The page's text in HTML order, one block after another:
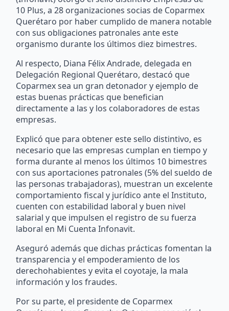
10 Plus, a 28 organizaciones socias de Coparmex
Querétaro por haber cumplido de manera notable
con sus obligaciones patronales ante este
organismo durante los últimos diez bimestres.
Al respecto, Diana Félix Andrade, delegada en
Delegación Regional Querétaro, destacó que
Coparmex sea un gran detonador y ejemplo de
estas buenas prácticas que benefician
directamente a las y los colaboradores de estas
empresas.
Explicó que para obtener este sello distintivo, es
necesario que las empresas cumplan en tiempo y
forma durante al menos los últimos 10 bimestres
con sus aportaciones patronales (5% del sueldo de
las personas trabajadoras), muestran un excelente
comportamiento fiscal y jurídico ante el Instituto,
cuenten con estabilidad laboral y buen nivel
salarial y que impulsen el registro de su fuerza
laboral en Mi Cuenta Infonavit.
Aseguró además que dichas prácticas fomentan la
transparencia y el empoderamiento de los
derechohabientes y evita el coyotaje, la mala
información y los fraudes.
Por su parte, el presidente de Coparmex